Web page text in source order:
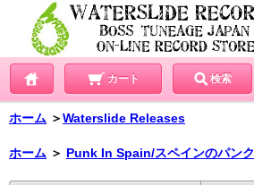
カート 検索
ホーム ＞Waterslide Releases
ホーム ＞ Punk In Spain/スペインのパンク